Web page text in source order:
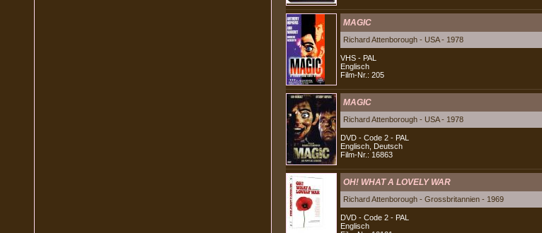
MAGIC
Richard Attenborough - USA - 1978
VHS - PAL
Englisch
Film-Nr.: 205
MAGIC
Richard Attenborough - USA - 1978
DVD - Code 2 - PAL
Englisch, Deutsch
Film-Nr.: 16863
OH! WHAT A LOVELY WAR
Richard Attenborough - Grossbritannien - 1969
DVD - Code 2 - PAL
Englisch